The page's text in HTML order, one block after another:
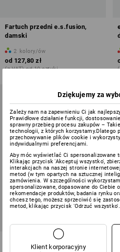
Fartuch przedni e.s.fusion,
damski
2 kolory/ów
od 127,80 zł
(z VAT) od 10 sztuki
Bluza kucharska rękaw 3/4
e.s.fusion, damska
Dziękujemy za
Zależy nam na zapewnieniu Ci jak
Prawidłowe działanie funkcji,
sprawny przebieg procesu zakupów –
technologii, z których korzystamy.Dlatego
przechowywanie plików cookie i
indywidualnymi preferencjami.
Aby móc wyświetlać Ci spersonalizowane
Klikając przycisk 'Akceptuj wszystko',
interakcjach na naszej stronie
metod (w tym opartych na sztucznej
zamówienia. W szczególności
spersonalizowane, dopasowane do Ciebie
rekomendacje produktów, badania rynku
chcesz tego, możesz sprzeciwić się
metod, klikając przycisk 'Odrzuć wszystko'.
Klient korporacyjny